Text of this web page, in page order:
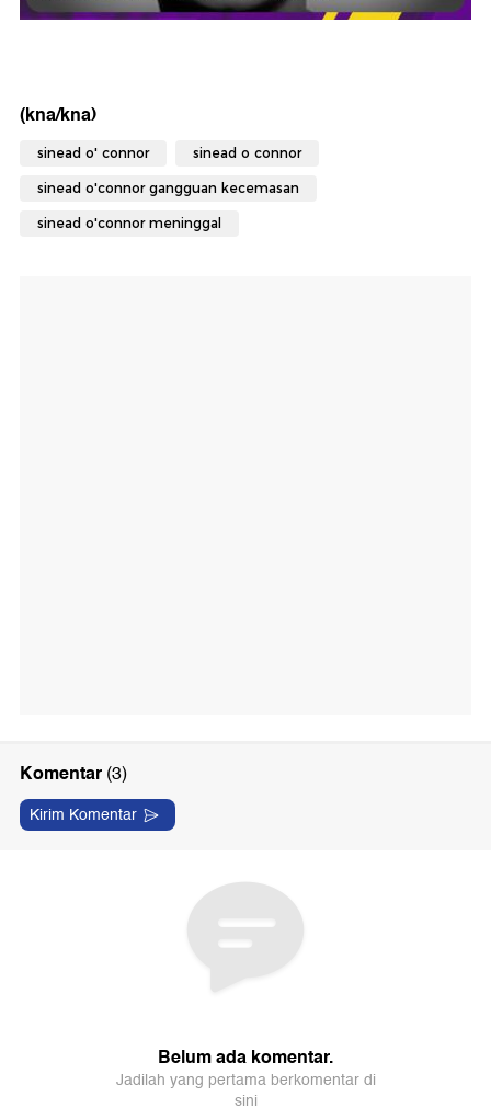
(kna/kna)
sinead o' connor sinead o connor
sinead o'connor gangguan kecemasan
sinead o'connor meninggal